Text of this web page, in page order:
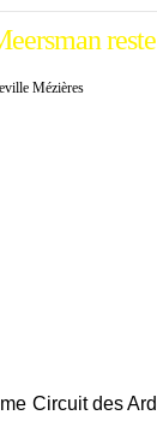
Circuit des